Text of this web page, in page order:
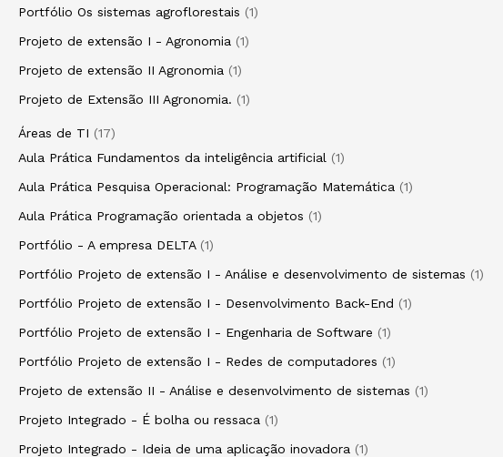
Portfólio Os sistemas agroflorestais
1
Projeto de extensão I - Agronomia
1
Projeto de extensão II Agronomia
1
Projeto de Extensão III Agronomia.
1
Áreas de TI
17
Aula Prática Fundamentos da inteligência artificial
1
Aula Prática Pesquisa Operacional: Programação Matemática
1
Aula Prática Programação orientada a objetos
1
Portfólio - A empresa DELTA
1
Portfólio Projeto de extensão I - Análise e desenvolvimento de sistemas
1
Portfólio Projeto de extensão I - Desenvolvimento Back-End
1
Portfólio Projeto de extensão I - Engenharia de Software
1
Portfólio Projeto de extensão I - Redes de computadores
1
Projeto de extensão II - Análise e desenvolvimento de sistemas
1
Projeto Integrado - É bolha ou ressaca
1
Projeto Integrado - Ideia de uma aplicação inovadora
1